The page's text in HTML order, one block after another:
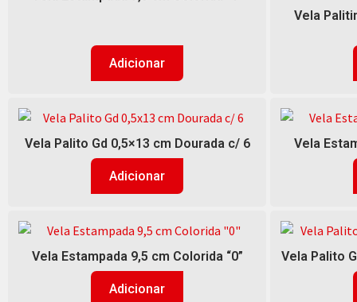
Adicionar
Vela
Vela Palito Gd 0,5×13 cm Dourada c/ 6
Adicionar
Vela
Vela Estampada 9,5 cm Colorida “0”
Adicionar
Vela Palito